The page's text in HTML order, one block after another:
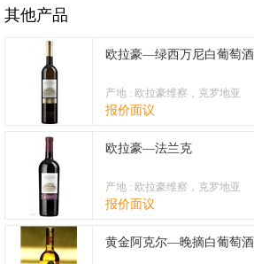
其他产品
欧拉豪—绿西万尼白葡萄酒
产地 : 欧拉豪维察，克罗地亚
报价面议
欧拉豪—法兰克
产地 : 欧拉豪维察，克罗地亚
报价面议
黄金阿克尔—晚摘白葡萄酒